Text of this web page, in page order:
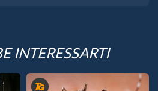
INTERESSARTI